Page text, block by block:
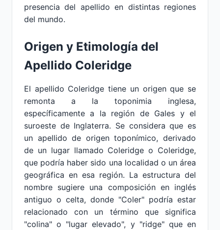
presencia del apellido en distintas regiones
del mundo.
Origen y Etimología del
Apellido Coleridge
El apellido Coleridge tiene un origen que se
remonta a la toponimia inglesa,
específicamente a la región de Gales y el
suroeste de Inglaterra. Se considera que es
un apellido de origen toponímico, derivado
de un lugar llamado Coleridge o Coleridge,
que podría haber sido una localidad o un área
geográfica en esa región. La estructura del
nombre sugiere una composición en inglés
antiguo o celta, donde "Coler" podría estar
relacionado con un término que significa
"colina" o "lugar elevado", y "ridge" que en